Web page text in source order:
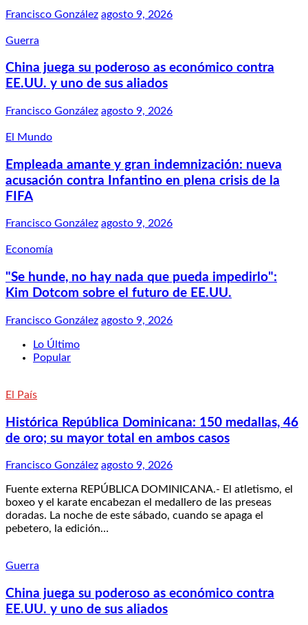
Francisco González agosto 9, 2026
Guerra
China juega su poderoso as económico contra
EE.UU. y uno de sus aliados
Francisco González agosto 9, 2026
El Mundo
Empleada amante y gran indemnización: nueva
acusación contra Infantino en plena crisis de la
FIFA
Francisco González agosto 9, 2026
Economía
"Se hunde, no hay nada que pueda impedirlo":
Kim Dotcom sobre el futuro de EE.UU.
Francisco González agosto 9, 2026
Lo Último
Popular
El País
Histórica República Dominicana: 150 medallas, 46
de oro; su mayor total en ambos casos
Francisco González agosto 9, 2026
Fuente externa REPÚBLICA DOMINICANA.- El atletismo, el
boxeo y el karate encabezan el medallero de las preseas
doradas. La noche de este sábado, cuando se apaga el
pebetero, la edición…
Guerra
China juega su poderoso as económico contra
EE.UU. y uno de sus aliados